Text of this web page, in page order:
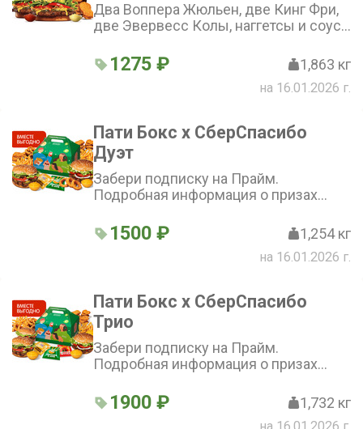
Два Воппера Жюльен, две Кинг Фри,
две Эвервесс Колы, наггетсы и соус!
1275 ₽ 1,863 кг
на 16.01.2026 г.
Пати Бокс х СберСпасибо
Дуэт
Забери подписку на Прайм.
Подробная информация о призах
Бургер Пати Бокс × СберСпасибо
Дуэт — готовый сет для двоих: 2
Воппера с говядиной на огне и
хрустящих Кинг фри, 12 сочных
наггетсов, 12 ароматных луковых
колец, 2 больших соуса XXL «4 Сыра»
и 2 приправы для идеального вкуса.
1500 ₽ 1,254 кг
на 16.01.2026 г.
Пати Бокс х СберСпасибо
Трио
Забери подписку на Прайм.
Подробная информация о призах
Бургер Пати Бокс × СберСпасибо
Трио — для большой компании: 3
1900 ₽ 1,732 кг